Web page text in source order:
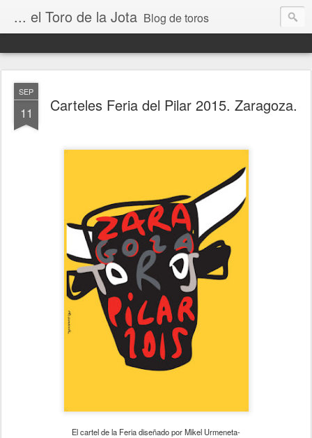
... el Toro de la Jota Blog de toros
SEP
11 Carteles Feria del Pilar 2015. Zaragoza.
El cartel de la Feria diseñado por Mikel Urmeneta-